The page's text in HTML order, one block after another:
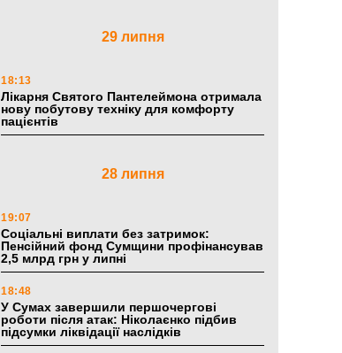
29 липня
18:13
Лікарня Святого Пантелеймона отримала
нову побутову техніку для комфорту
пацієнтів
28 липня
19:07
Соціальні виплати без затримок:
Пенсійний фонд Сумщини профінансував
2,5 млрд грн у липні
18:48
У Сумах завершили першочергові
роботи після атак: Ніколаєнко підбив
підсумки ліквідації наслідків